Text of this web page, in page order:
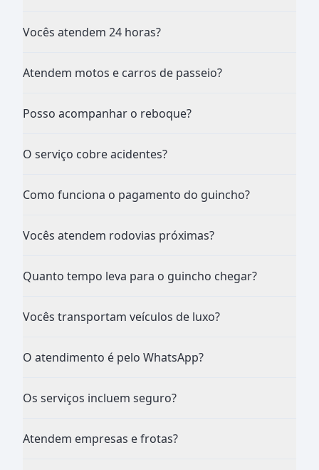
Vocês atendem 24 horas?
Atendem motos e carros de passeio?
Posso acompanhar o reboque?
O serviço cobre acidentes?
Como funciona o pagamento do guincho?
Vocês atendem rodovias próximas?
Quanto tempo leva para o guincho chegar?
Vocês transportam veículos de luxo?
O atendimento é pelo WhatsApp?
Os serviços incluem seguro?
Atendem empresas e frotas?